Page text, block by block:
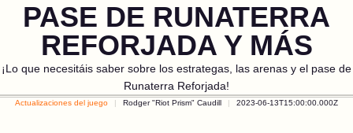
PASE DE RUNATERRA
REFORJADA Y MÁS
¡Lo que necesitáis saber sobre los estrategas, las arenas y el pase de
Runaterra Reforjada!
Actualizaciones del juego Rodger "Riot Prism" Caudill 2023-06-13T15:00:00.000Z